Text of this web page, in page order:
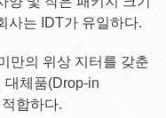
사는 IDT가 유일하다.
만의 위상 지터를 갖춘
대체품(Drop-in
합하다.